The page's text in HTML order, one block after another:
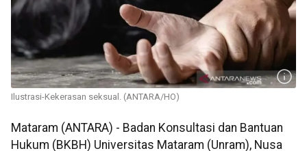
Ilustrasi-Kekerasan seksual. (ANTARA/HO)
Mataram (ANTARA) - Badan Konsultasi dan Bantuan
Hukum (BKBH) Universitas Mataram (Unram), Nusa